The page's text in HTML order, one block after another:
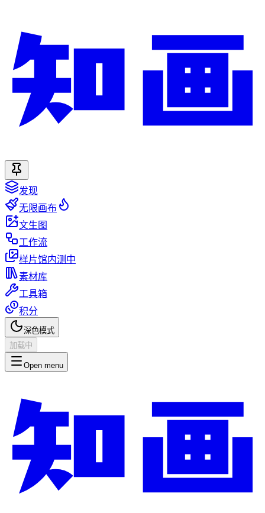
发现
无限画布
文生图
工作流
样片馆内测中
素材库
工具箱
积分
深色模式
加载中
Open menu